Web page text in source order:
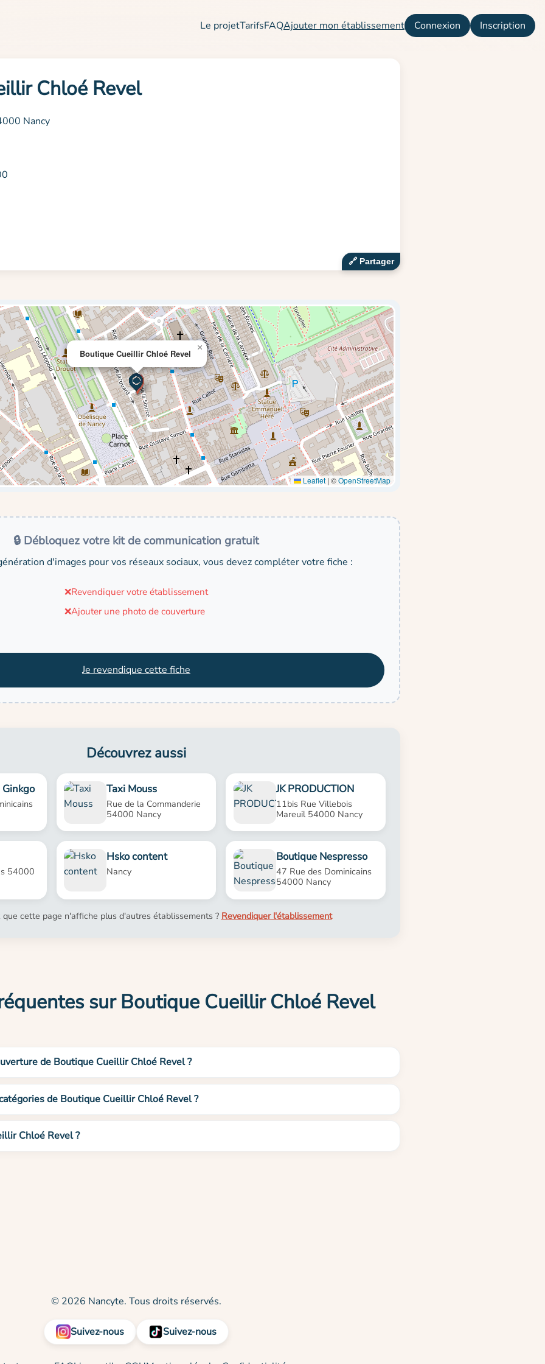
Le projetTarifsFAQAjouter mon établissement Connexion Inscription
Chloé Revel
Nancy
🔗‍️ Partager
Boutique Cueillir Chloé Revel
×
Leaflet | ©OpenStreetMap
🔒 Débloquez votre kit de communication gratuit
d'images pour vos réseaux sociaux, vous devez compléter votre fiche :
❌Revendiquer votre établissement
❌Ajouter une photo de couverture
Je revendique cette fiche
Découvrez aussi
Taxi Mouss
Rue de la Commanderie
54000 Nancy
JK PRODUCTION
11bis Rue Villebois
Mareuil 54000 Nancy
54000
Hsko content
Nancy
Boutique Nespresso
47 Rue des Dominicains
54000 Nancy
que cette page n'affiche plus d'autres établissements ? Revendiquer l'établissement
sur Boutique Cueillir Chloé Revel
de Boutique Cueillir Chloé Revel ?
de Boutique Cueillir Chloé Revel ?
Chloé Revel ?
© 2026 Nancyte. Tous droits réservés.
Suivez-nous Suivez-nous